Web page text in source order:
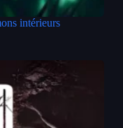
intérieurs